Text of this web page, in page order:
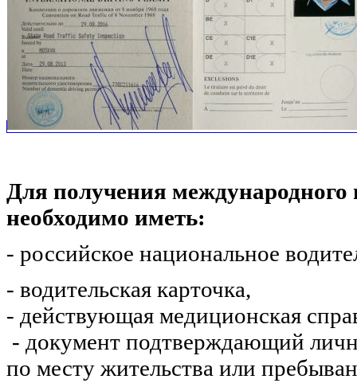
Для получения международного
необходимо иметь:
- российское национальное
- водительская карточка,
- действующая медиционская
- документ подтверждающий
по месту жительства или